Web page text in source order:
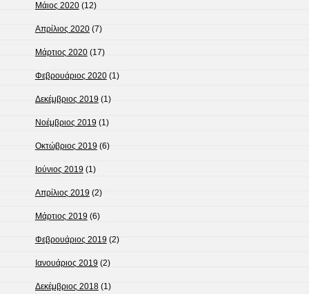
Μάιος 2020(12)
Απρίλιος 2020(7)
Μάρτιος 2020(17)
Φεβρουάριος 2020(1)
Δεκέμβριος 2019 (1)
Νοέμβριος 2019 (1)
Οκτώβριος 2019(6)
Ιούνιος 2019(1)
Απρίλιος 2019(2)
Μάρτιος 2019 (6)
Φεβρουάριος 2019 (2)
Ιανουάριος 2019 (2)
Δεκέμβριος 2018(1)